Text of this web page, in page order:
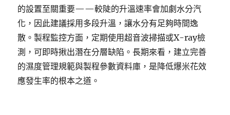
的設置至關重要——較陡的升溫速率會加劇水分汽
化，因此建議採用多段升溫，讓水分有足夠時間逸
散。製程監控方面，定期使用超音波掃描或X-ray檢
測，可即時揪出潛在分層缺陷。長期來看，建立完善
的濕度管理規範與製程參數資料庫，是降低爆米花效
應發生率的根本之道。